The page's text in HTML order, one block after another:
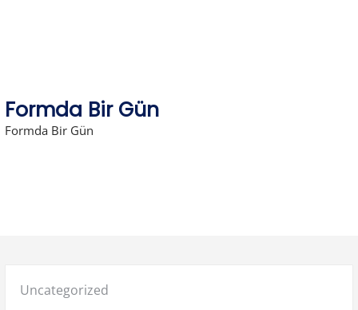
Formda Bir Gün
Formda Bir Gün
Posted
Uncategorized